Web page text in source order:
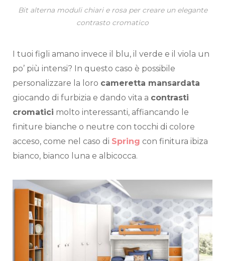
Bit alterna moduli chiari e rosa per creare un elegante
contrasto cromatico
I tuoi figli amano invece il blu, il verde e il viola un
po’ più intensi? In questo caso è possibile
personalizzare la loro cameretta mansardata
giocando di furbizia e dando vita a contrasti
cromatici molto interessanti, affiancando le
finiture bianche o neutre con tocchi di colore
acceso, come nel caso di Spring con finitura ibiza
bianco, bianco luna e albicocca.